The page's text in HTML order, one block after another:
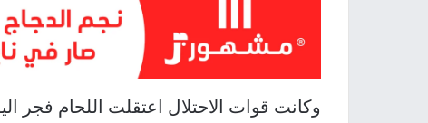
وكانت قوات الاحتلال اعتقلت اللحام فجر